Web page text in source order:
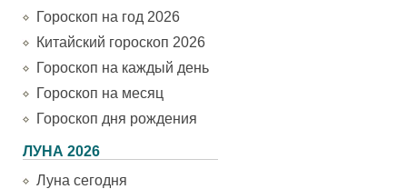
Гороскоп на год 2026
Китайский гороскоп 2026
Гороскоп на каждый день
Гороскоп на месяц
Гороскоп дня рождения
ЛУНА 2026
Луна сегодня